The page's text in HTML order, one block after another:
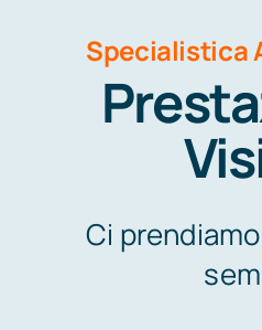
Percorso
Diagnostica
Specialistica
Ci